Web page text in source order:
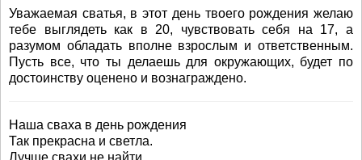
Уважаемая сватья, в этот день твоего рождения желаю
тебе выглядеть как в 20, чувствовать себя на 17, а
разумом обладать вполне взрослым и ответственным.
Пусть все, что ты делаешь для окружающих, будет по
достоинству оценено и вознаграждено.
Наша сваха в день рождения
Так прекрасна и светла.
Лучше свахи не найти.